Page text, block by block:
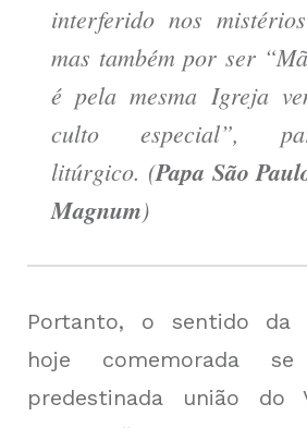
interferido nos
mas também por ser
é pela mesma Igreja
culto especial”,
litúrgico. (Papa São
Magnum)
Portanto, o sentido da
hoje comemorada
predestinada união do